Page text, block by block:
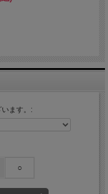
ます。:
○